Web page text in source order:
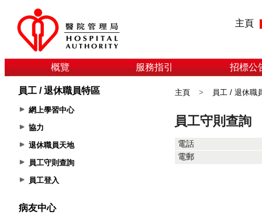
主頁
概覽 服務指引 招標公
員工 / 退休職員特區
網上學習中心
協力
退休職員天地
員工守則查詢
員工登入
病友中心
主頁 > 員工 / 退休職